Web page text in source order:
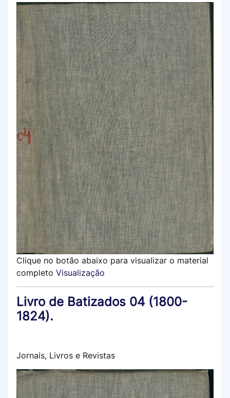
Clique no botão abaixo para visualizar o material
completo Visualização
Livro de Batizados 04 (1800-
1824).
Jornais, Livros e Revistas